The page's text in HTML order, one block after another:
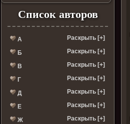
Список авторов
А Раскрыть [+]
Б Раскрыть [+]
В Раскрыть [+]
Г Раскрыть [+]
Д Раскрыть [+]
Е Раскрыть [+]
Ж Раскрыть [+]